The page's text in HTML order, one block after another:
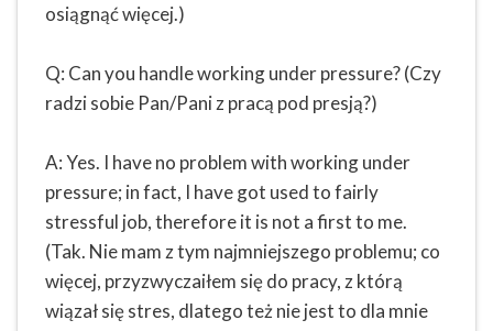
osiągnąć więcej.)
Q: Can you handle working under pressure? (Czy
radzi sobie Pan/Pani z pracą pod presją?)
A: Yes. I have no problem with working under
pressure; in fact, I have got used to fairly
stressful job, therefore it is not a first to me.
(Tak. Nie mam z tym najmniejszego problemu; co
więcej, przyzwyczaiłem się do pracy, z którą
wiązał się stres, dlatego też nie jest to dla mnie